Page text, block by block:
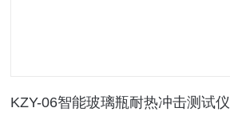
KZY-06智能玻璃瓶耐热冲击测试仪